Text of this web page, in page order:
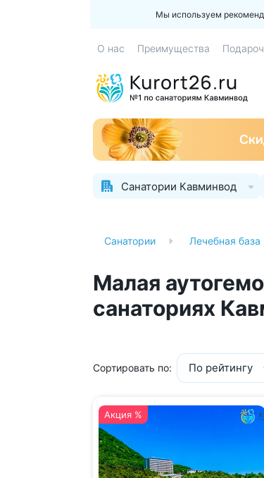
Мы используем
О нас Преимущества
Санатории Кавминвод
Санатории Лечебная база
Малая
санаториях
Сортировать по: По рейтингу
Акция %